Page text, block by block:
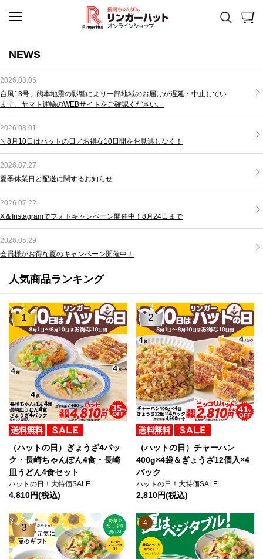
NEWS
2026.08.05
台風13号、熊本地震の影響により一部地域のお届けが遅延・中止してい
ます。ヤマト運輸のWEBサイトをご確認ください。
2026.08.01
＼8月10日はハットの日／お得な10日間をお見逃しなく！
2026.07.27
夏季休業日と配送に関するお知らせ
2026.07.22
X＆Instagramでフォトキャンペーン開催中！8月24日まで
2026.05.29
会員様がお得な夏のキャンペーン開催中！
人気商品ランキング
1
（ハットの日）ぎょうざ4パッ
ク・長崎ちゃんぽん4食・長崎
皿うどん4食セット
ハットの日！大特価SALE
4,810円(税込)
2
（ハットの日）チャーハン
400g×4袋＆ぎょうざ12個入×4
パック
ハットの日！大特価SALE
2,810円(税込)
3 4